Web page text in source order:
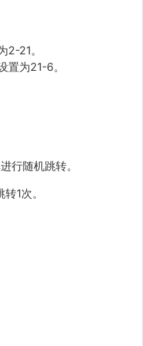
2-21。
置为21-6。
行随机跳转。
1次。